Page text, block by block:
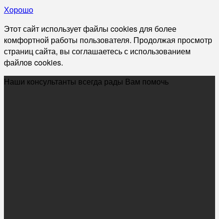
Хорошо
Этот сайт использует файлы cookies для более
комфортной работы пользователя. Продолжая просмотр
страниц сайта, вы соглашаетесь с использованием
файлов cookies.
Наши консультанты всегда рады Вам помочь